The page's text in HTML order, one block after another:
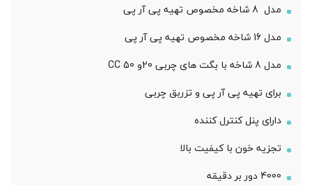
مدل 8 شاخه مخصوص تهیه پی آر پی
مدل 16 شاخه مخصوص تهیه پی آر پی
مدل 8 شاخه با بگت های چربی 20و 50 CC
برای تهیه پی آر پی و تزربق چربی
دارای پنل کنترل کننده
تجزیه خون با کیفیت بالا
4000 دور بر دقیقه